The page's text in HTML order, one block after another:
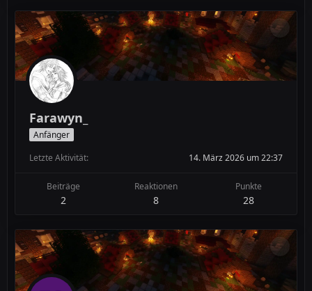
Farawyn_
Anfänger
Letzte Aktivität
14. März 2026 um 22:37
Beiträge
2
Reaktionen
8
Punkte
28